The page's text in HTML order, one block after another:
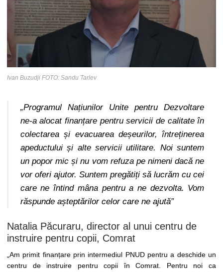
Ivan Buzudji FOTO: Sandu Tarlev
„Programul Națiunilor Unite pentru Dezvoltare
ne-a alocat finanțare pentru servicii de calitate în
colectarea și evacuarea deșeurilor, întreținerea
apeductului și alte servicii utilitare. Noi suntem
un popor mic și nu vom refuza pe nimeni dacă ne
vor oferi ajutor. Suntem pregătiți să lucrăm cu cei
care ne întind mâna pentru a ne dezvolta. Vom
răspunde așteptărilor celor care ne ajută”
Natalia Păcuraru, director al unui centru de
instruire pentru copii, Comrat
„Am primit finanțare prin intermediul PNUD pentru a deschide un
centru de instruire pentru copii în Comrat. Pentru noi ca